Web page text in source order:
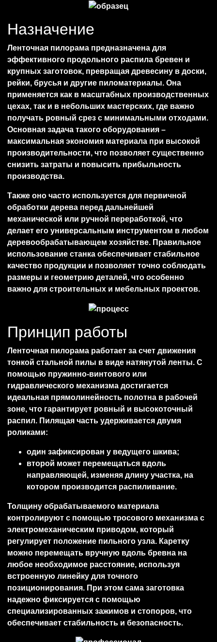
Назначение
Ленточная пилорама предназначена для
эффективного продольного распила бревен и
крупных заготовок, превращая древесину в доски,
рейки, брусья и другие пиломатериалы. Она
применяется как в масштабных производственных
цехах, так и в небольших мастерских, где важно
получать ровный срез с минимальными отходами.
Основная задача такого оборудования –
максимальная экономия материала при высокой
производительности, что позволяет существенно
снизить затраты и повысить прибыльность
производства.
Также оно часто используется для первичной
обработки дерева перед дальнейшей
механической или ручной переработкой, что
делает его универсальным инструментом в любом
деревообрабатывающем хозяйстве. Правильное
использование станка обеспечивает стабильное
качество продукции и позволяет точно соблюдать
размеры и геометрию деталей, что особенно
важно для строительных и мебельных проектов.
Принцип работы
Ленточная пилорама работает за счет движения
тонкой стальной пилы в виде натянутой ленты. С
помощью пружинно-винтового или
гидравлического механизма достигается
идеальная прямолинейность полотна в рабочей
зоне, что гарантирует ровный и высокоточный
распил. Пилящая часть удерживается двумя
роликами:
один зафиксирован у ведущего шкива;
второй может перемещаться вдоль
направляющей, изменяя длину участка, на
котором производится распиливание.
Толщину обрабатываемого материала
контролируют с помощью тросового механизма с
электромеханическим приводом, который
регулирует положение пильного узла. Каретку
можно перемещать вручную вдоль бревна на
любое необходимое расстояние, используя
встроенную линейку для точного
позиционирования. При этом сама заготовка
надежно фиксируется с помощью
специализированных зажимов и стопоров, что
обеспечивает стабильность и безопасность.